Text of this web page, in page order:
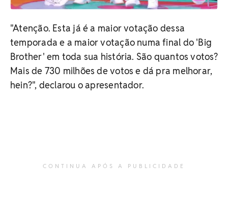
"Atenção. Esta já é a maior votação dessa
temporada e a maior votação numa final do 'Big
Brother' em toda sua história. São quantos votos?
Mais de 730 milhões de votos e dá pra melhorar,
hein?", declarou o apresentador.
CONTINUA APÓS A PUBLICIDADE